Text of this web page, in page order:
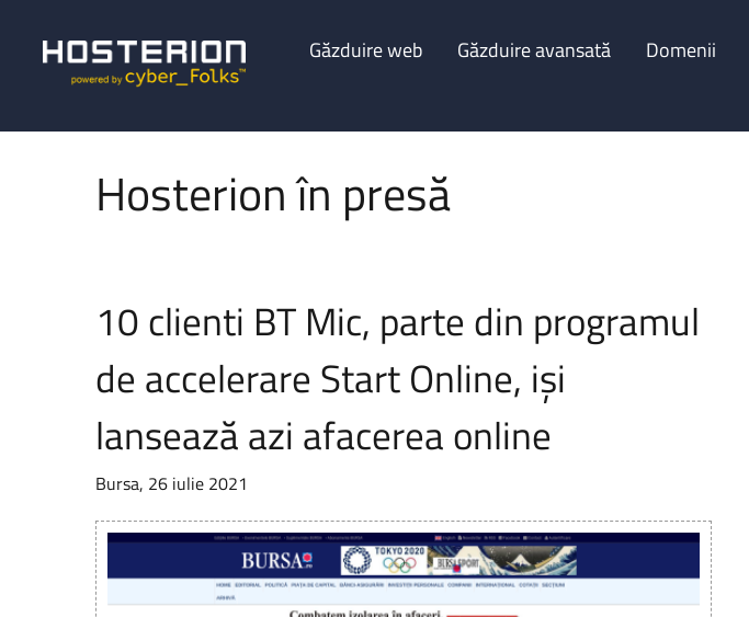
Găzduire web Găzduire avansată Domenii
Hosterion în presă
10 clienti BT Mic, parte din programul
de accelerare Start Online, işi
lansează azi afacerea online
Bursa, 26 iulie 2021